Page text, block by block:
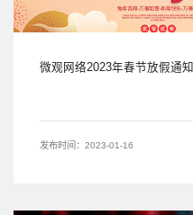
微观网络2023年春节放假通知
发布时间：2023-01-16